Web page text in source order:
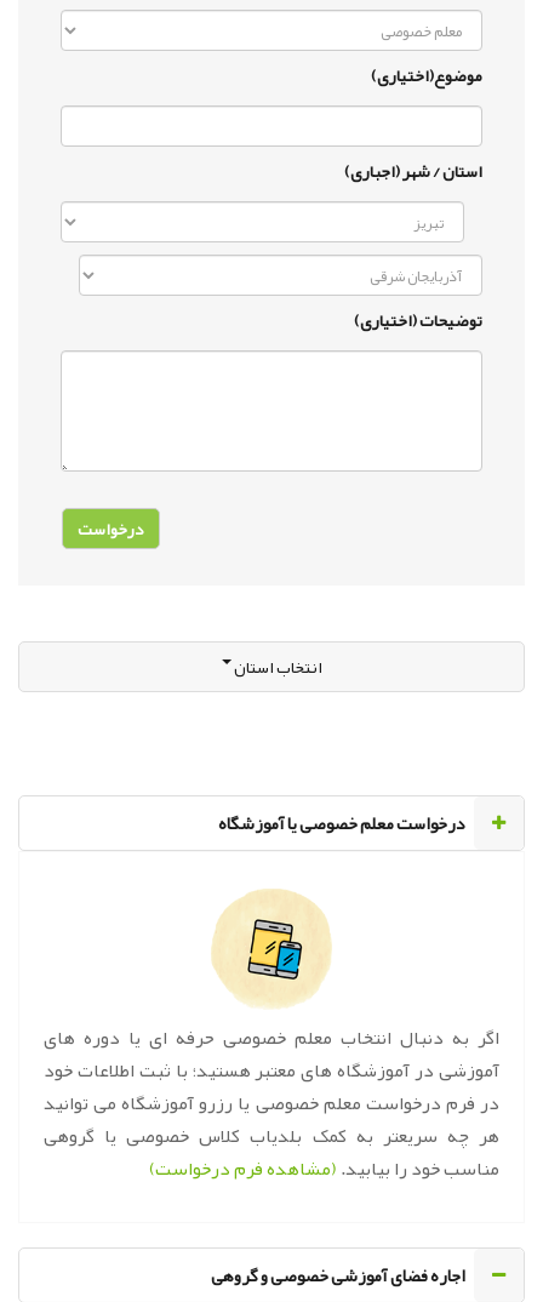
موضوع(اختیاری)
استان / شهر (اجباری)
توضیحات (اختیاری)
انتخاب استان
‌درخواست معلم خصوصی یا آموزشگاه
اگر به دنبال انتخاب معلم خصوصی حرفه ای یا دوره های
آموزشی در آموزشگاه های معتبر هستید؛ با ثبت اطلاعات خود
در فرم درخواست معلم خصوصی یا رزرو آموزشگاه می توانید
هر چه سریعتر به کمک بلدیاب کلاس خصوصی یا گروهی
مناسب خود را بیابید.(مشاهده فرم درخواست)
اجاره فضای آموزشی خصوصی و گروهی